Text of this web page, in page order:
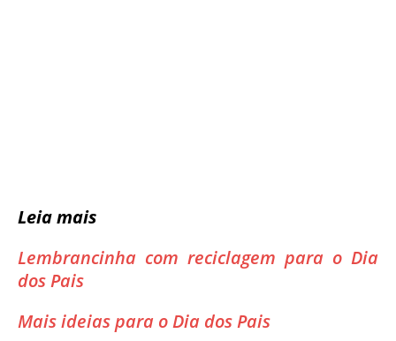
Leia mais
Lembrancinha com reciclagem para o Dia
dos Pais
Mais ideias para o Dia dos Pais